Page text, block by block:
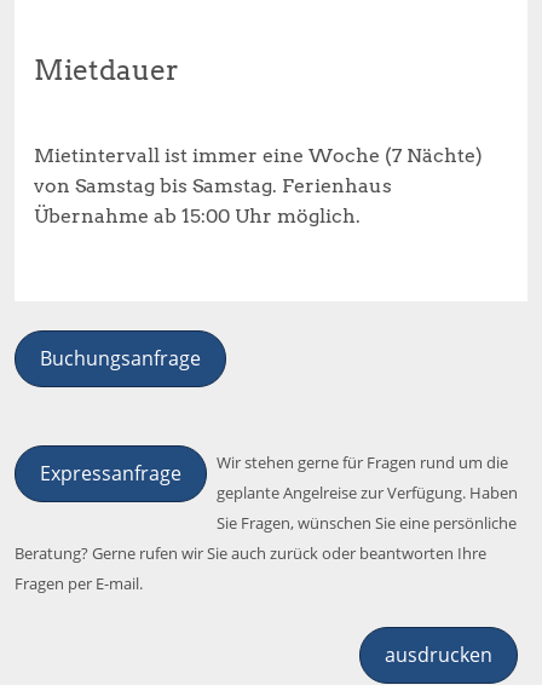
Mietdauer
Mietintervall ist immer eine Woche (7 Nächte)
von Samstag bis Samstag. Ferienhaus
Übernahme ab 15:00 Uhr möglich.
Buchungsanfrage
Expressanfrage
Wir stehen gerne für Fragen rund um die
geplante Angelreise zur Verfügung. Haben
Sie Fragen, wünschen Sie eine persönliche
Beratung? Gerne rufen wir Sie auch zurück oder beantworten Ihre
Fragen per E-mail.
ausdrucken